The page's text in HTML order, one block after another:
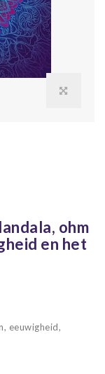
ohm
en het
eeuwigheid,